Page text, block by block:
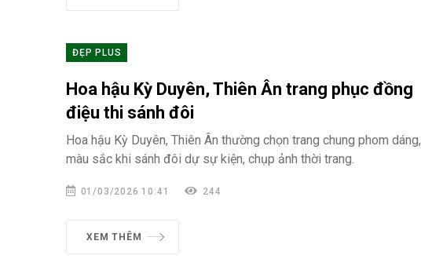
ĐẸP PLUS
Hoa hậu Kỳ Duyên, Thiên Ân trang phục đồng
điệu thi sánh đôi
Hoa hậu Kỳ Duyên, Thiên Ân thường chọn trang chung phom dáng,
màu sắc khi sánh đôi dự sự kiện, chụp ảnh thời trang.
01/03/2026 10:41 244
XEM THÊM